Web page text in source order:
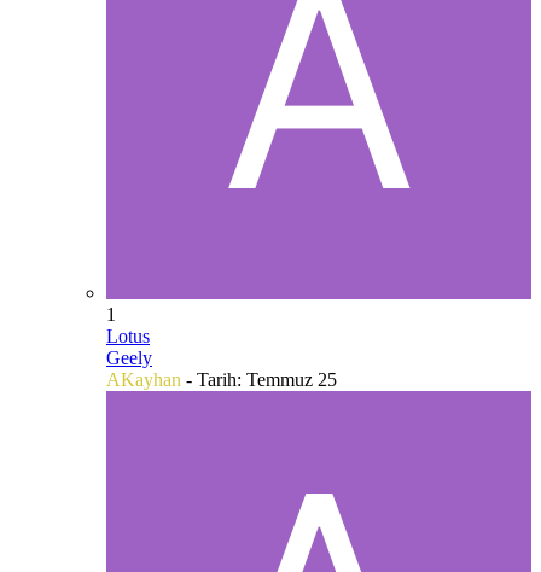
1
Lotus
Geely
AKayhan - Tarih: Temmuz 25